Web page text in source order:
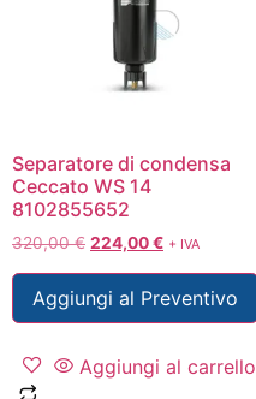
Separatore di condensa
Ceccato WS 14
8102855652
320,00€ 224,00€ + IVA
Aggiungi al Preventivo
Aggiungi al carrello